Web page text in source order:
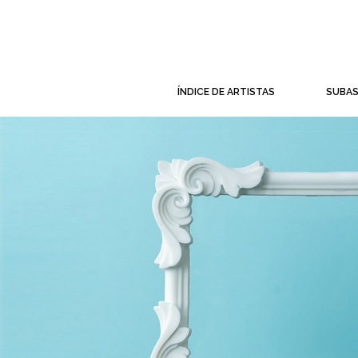
ÍNDICE DE ARTISTAS